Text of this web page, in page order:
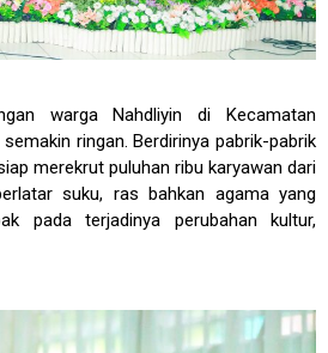
warga Nahdliyin di Kecamatan
ringan. Berdirinya pabrik-pabrik
merekrut puluhan ribu karyawan dari
suku, ras bahkan agama yang
pada terjadinya perubahan kultur,